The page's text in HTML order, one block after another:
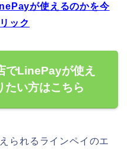
が使えるのかを今
ック
でLinePayが使え
たい方はこちら
られるラインペイのエ